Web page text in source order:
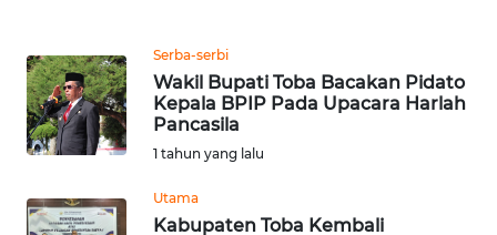
Serba-serbi
Wakil Bupati Toba Bacakan Pidato
Kepala BPIP Pada Upacara Harlah
Pancasila
1 tahun yang lalu
Utama
Kabupaten Toba Kembali
WN
PAPUA
BARAT
RIAU